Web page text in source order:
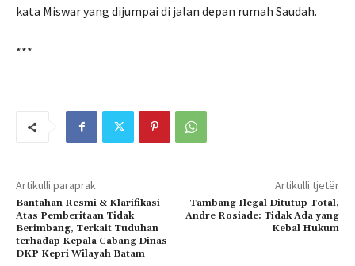
kata Miswar yang dijumpai di jalan depan rumah Saudah.
***
Artikulli paraprak
Bantahan Resmi & Klarifikasi
Atas Pemberitaan Tidak
Berimbang, Terkait Tuduhan
terhadap Kepala Cabang Dinas
DKP Kepri Wilayah Batam
Artikulli tjetër
Tambang Ilegal Ditutup Total,
Andre Rosiade: Tidak Ada yang
Kebal Hukum